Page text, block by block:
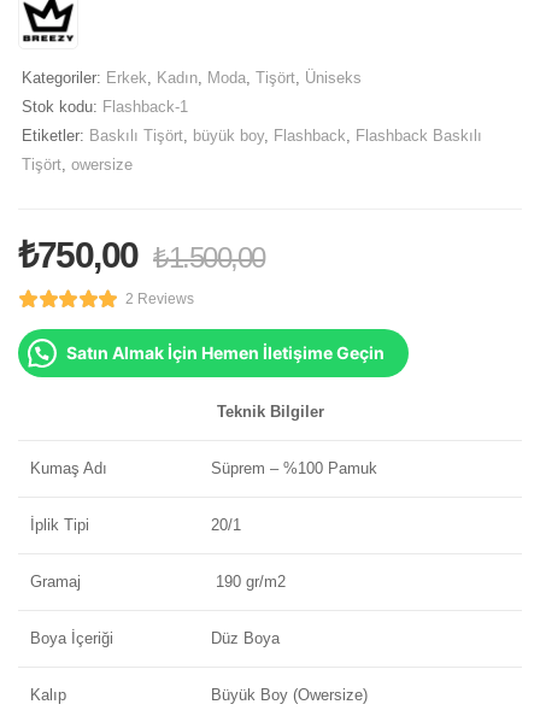
Kategoriler: Erkek Kadın Moda Tişört Üniseks
Stok kodu: Flashback-1
Etiketler: Baskılı Tişört büyük boy, Flashback
Flashback Baskılı
Tişört owersize
₺750,00 ₺1.500,00
2 Reviews
Satın Almak İçin Hemen İletişime Geçin
Teknik Bilgiler
Kumaş Adı Süprem – %100 Pamuk
İplik Tipi 20/1
Gramaj 190 gr/m2
Boya İçeriği Düz Boya
Kalıp Büyük Boy (Owersize)